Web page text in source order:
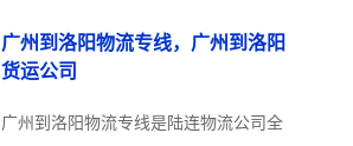
广州到洛阳物流专线，广州到洛阳
货运公司
广州到洛阳物流专线是陆连物流公司全